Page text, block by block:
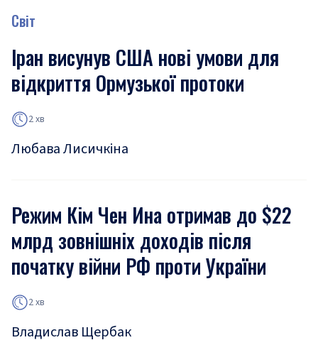
Світ
Іран висунув США нові умови для
відкриття Ормузької протоки
2 хв
Любава Лисичкіна
Режим Кім Чен Ина отримав до $22
млрд зовнішніх доходів після
початку війни РФ проти України
2 хв
Владислав Щербак